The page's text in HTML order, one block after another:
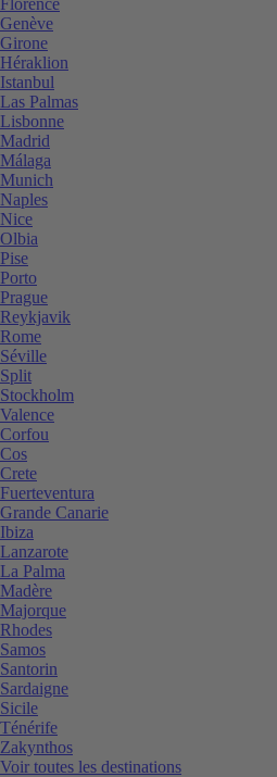
Genève
Girone
Héraklion
Istanbul
Las Palmas
Lisbonne
Madrid
Málaga
Munich
Naples
Nice
Olbia
Pise
Porto
Prague
Reykjavik
Rome
Séville
Split
Stockholm
Valence
Corfou
Cos
Crete
Fuerteventura
Grande Canarie
Ibiza
Lanzarote
La Palma
Madère
Majorque
Rhodes
Samos
Santorin
Sardaigne
Sicile
Ténérife
Zakynthos
Voir toutes les destinations